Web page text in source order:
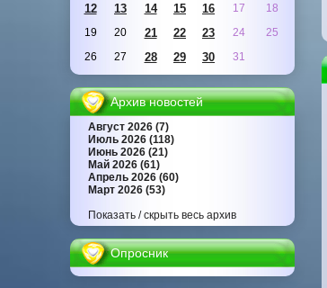
12 13 14 15 16 17
18
19
20 21 22 23 24
25
26
27 28 29 30 31
Архив новостей
Август 2026 (7)
Июль 2026 (118)
Июнь 2026 (21)
Май 2026 (61)
Апрель 2026 (60)
Март 2026 (53)
Показать / скрыть весь архив
Опросник